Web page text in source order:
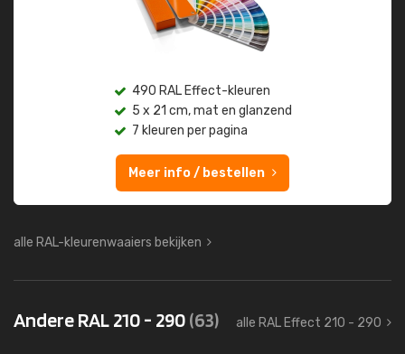
490 RAL Effect-kleuren
5 x 21 cm, mat en glanzend
7 kleuren per pagina
Meer info / bestellen
alle RAL-kleurenwaaiers bekijken
Andere RAL 210 - 290(63) alle RAL Effect 210 - 290